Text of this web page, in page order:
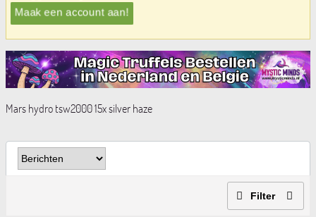
Maak een account aan!
Mars hydro tsw2000 15x silver haze
Filter